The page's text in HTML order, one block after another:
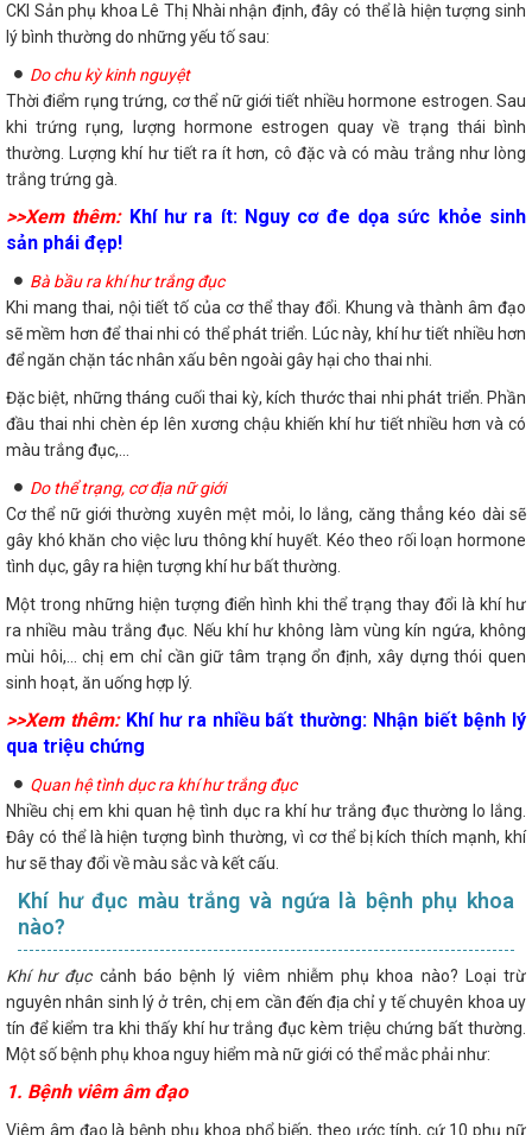
CKI Sản phụ khoa Lê Thị Nhài nhận định, đây có thể là hiện tượng sinh
lý bình thường do những yếu tố sau:
Do chu kỳ kinh nguyệt
Thời điểm rụng trứng, cơ thể nữ giới tiết nhiều hormone estrogen. Sau
khi trứng rụng, lượng hormone estrogen quay về trạng thái bình
thường. Lượng khí hư tiết ra ít hơn, cô đặc và có màu trắng như lòng
trắng trứng gà.
>>Xem thêm: Khí hư ra ít: Nguy cơ đe dọa sức khỏe sinh
sản phái đẹp!
Bà bầu ra khí hư trắng đục
Khi mang thai, nội tiết tố của cơ thể thay đổi. Khung và thành âm đạo
sẽ mềm hơn để thai nhi có thể phát triển. Lúc này, khí hư tiết nhiều hơn
để ngăn chặn tác nhân xấu bên ngoài gây hại cho thai nhi.
Đặc biệt, những tháng cuối thai kỳ, kích thước thai nhi phát triển. Phần
đầu thai nhi chèn ép lên xương chậu khiến khí hư tiết nhiều hơn và có
màu trắng đục,...
Do thể trạng, cơ địa nữ giới
Cơ thể nữ giới thường xuyên mệt mỏi, lo lắng, căng thẳng kéo dài sẽ
gây khó khăn cho việc lưu thông khí huyết. Kéo theo rối loạn hormone
tình dục, gây ra hiện tượng khí hư bất thường.
Một trong những hiện tượng điển hình khi thể trạng thay đổi là khí hư
ra nhiều màu trắng đục. Nếu khí hư không làm vùng kín ngứa, không
mùi hôi,... chị em chỉ cần giữ tâm trạng ổn định, xây dựng thói quen
sinh hoạt, ăn uống hợp lý.
>>Xem thêm: Khí hư ra nhiều bất thường: Nhận biết bệnh lý
qua triệu chứng
Quan hệ tình dục ra khí hư trắng đục
Nhiều chị em khi quan hệ tình dục ra khí hư trắng đục thường lo lắng.
Đây có thể là hiện tượng bình thường, vì cơ thể bị kích thích mạnh, khí
hư sẽ thay đổi về màu sắc và kết cấu.
Khí hư đục màu trắng và ngứa là bệnh phụ khoa
nào?
Khí hư đục cảnh báo bệnh lý viêm nhiễm phụ khoa nào? Loại trừ
nguyên nhân sinh lý ở trên, chị em cần đến địa chỉ y tế chuyên khoa uy
tín để kiểm tra khi thấy khí hư trắng đục kèm triệu chứng bất thường.
Một số bệnh phụ khoa nguy hiểm mà nữ giới có thể mắc phải như:
1. Bệnh viêm âm đạo
Viêm âm đạo là bệnh phụ khoa phổ biến, theo ước tính, cứ 10 phụ nữ